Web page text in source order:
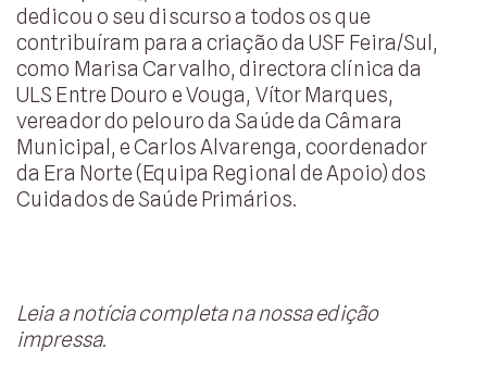
dedicou o seu discurso a todos os que
contribuíram para a criação da USF Feira/Sul,
como Marisa Carvalho, directora clínica da
ULS Entre Douro e Vouga, Vítor Marques,
vereador do pelouro da Saúde da Câmara
Municipal, e Carlos Alvarenga, coordenador
da Era Norte (Equipa Regional de Apoio) dos
Cuidados de Saúde Primários.
Leia a notícia completa na nossa edição
impressa.